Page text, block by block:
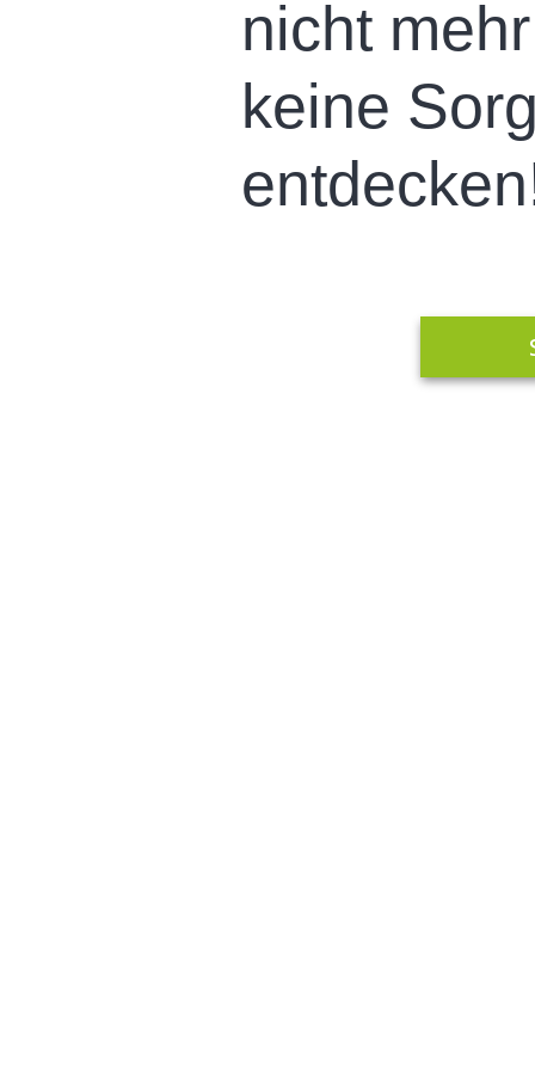
nicht
keine